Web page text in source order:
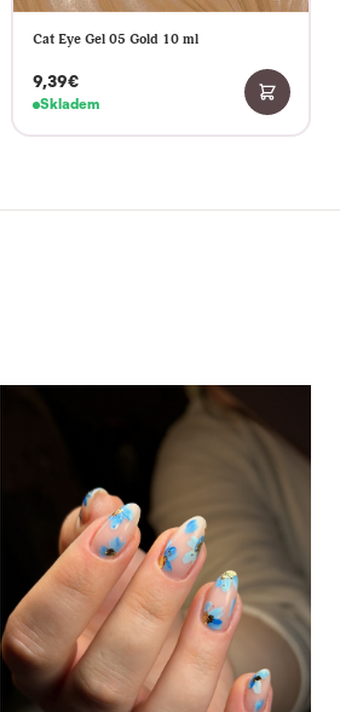
Cat Eye Gel 05 Gold 10 ml
9,39€
Skladem